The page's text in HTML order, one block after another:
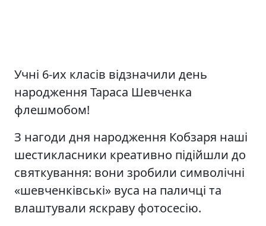
Учні 6-их класів відзначили день
народження Тараса Шевченка
флешмобом!
З нагоди дня народження Кобзаря наші
шестикласники креативно підійшли до
святкування: вони зробили символічні
«шевченківські» вуса на паличці та
влаштували яскраву фотосесію.